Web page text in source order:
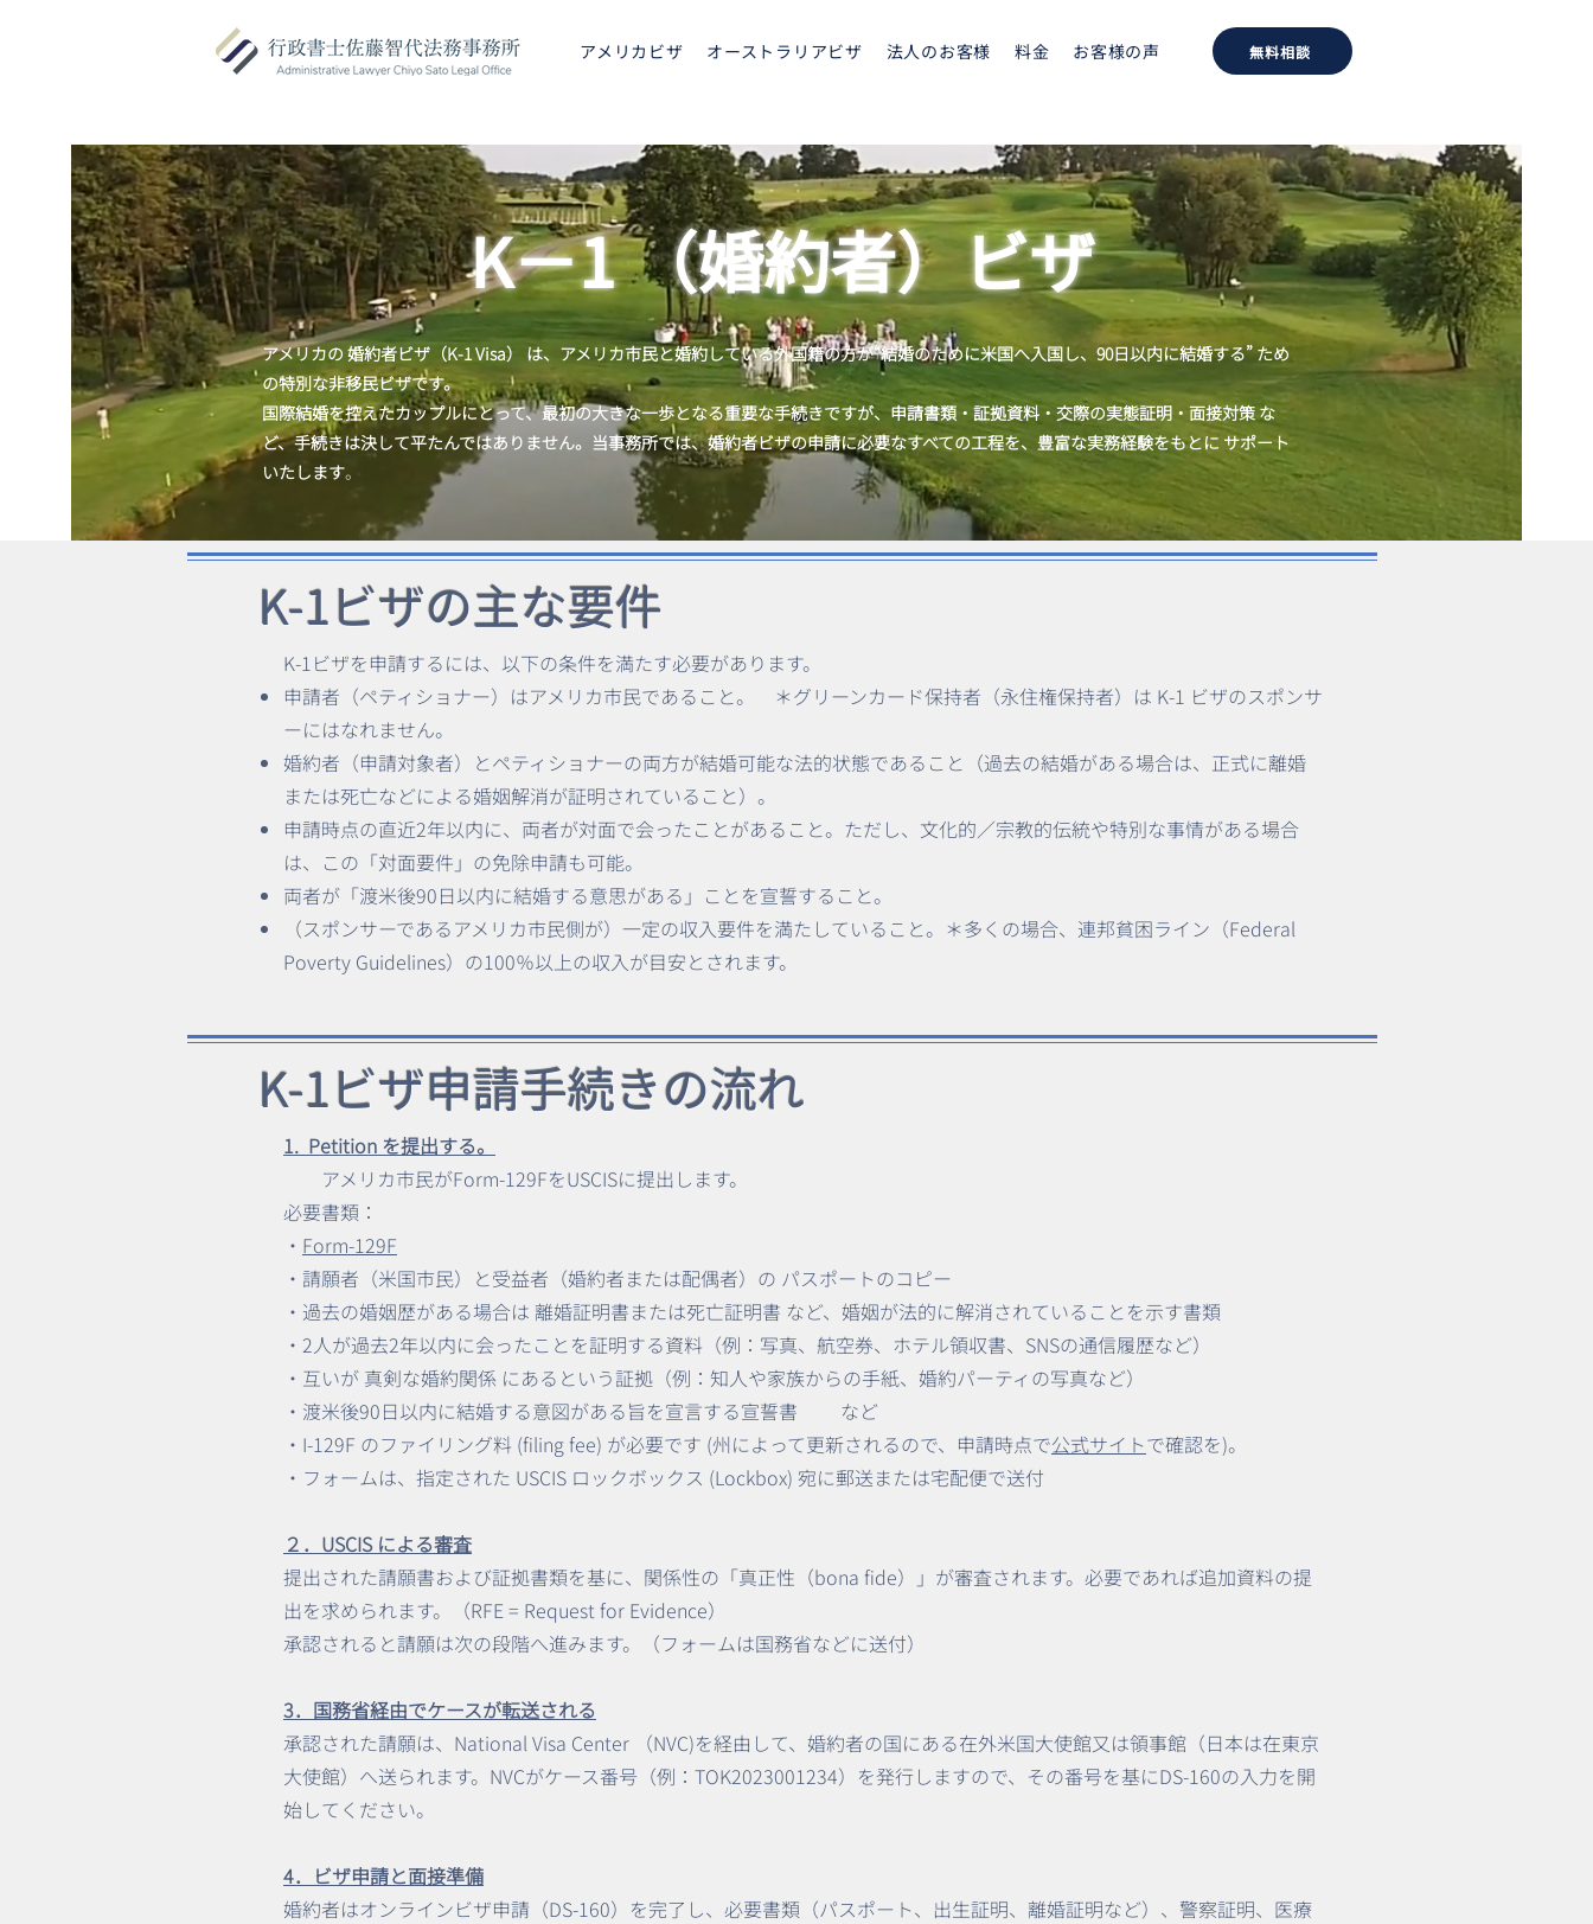
アメリカビザ オーストラリアビザ 法人のお客様 料金 お客様の声 無料相談
​K－1 （婚約者）ビザ
アメリカの 婚約者ビザ（K-1 Visa） は、アメリカ市民と婚約している外国籍の方が“結婚のために米国へ入国し、90日以内に結婚する” ため
の特別な非移民ビザです。
国際結婚を控えたカップルにとって、最初の大きな一歩となる重要な手続きですが、申請書類・証拠資料・交際の実態証明・面接対策 な
ど、手続きは決して平たんではありません。当事務所では、婚約者ビザの申請に必要なすべての工程を、豊富な実務経験をもとに サポート
いたします。
K-1ビザの主な要件
K-1ビザを申請するには、以下の条件を満たす必要があります。
申請者（ペティショナー）はアメリカ市民であること。 ＊グリーンカード保持者（永住権保持者）は K-1 ビザのスポンサ
ーにはなれません。
婚約者（申請対象者）とペティショナーの両方が結婚可能な法的状態であること（過去の結婚がある場合は、正式に離婚
または死亡などによる婚姻解消が証明されていること）。
申請時点の直近2年以内に、両者が対面で会ったことがあること。ただし、文化的／宗教的伝統や特別な事情がある場合
は、この「対面要件」の免除申請も可能。
両者が「渡米後90日以内に結婚する意思がある」ことを宣誓すること。
（スポンサーであるアメリカ市民側が）一定の収入要件を満たしていること。＊多くの場合、連邦貧困ライン（Federal
Poverty Guidelines）の100％以上の収入が目安とされます。
K-1ビザ申請手続きの流れ
1. Petition を提出する。
アメリカ市民がForm-129FをUSCISに提出します。
​必要書類：
・ Form-129F
・請願者（米国市民）と受益者（婚約者または配偶者）の パスポートのコピー
・過去の婚姻歴がある場合は 離婚証明書または死亡証明書 など、婚姻が法的に解消されていることを示す書類
・2人が過去2年以内に会ったことを証明する資料（例：写真、航空券、ホテル領収書、SNSの通信履歴など）
・互いが 真剣な婚約関係 にあるという証拠（例：知人や家族からの手紙、婚約パーティの写真など）
・渡米後90日以内に結婚する意図がある旨を宣言する宣誓書 など
・I-129F のファイリング料 (filing fee) が必要です (州によって更新されるので、申請時点で公式サイトで確認を)。
・フォームは、指定された USCIS ロックボックス (Lockbox) 宛に郵送または宅配便で送付
２．USCIS による審査
提出された請願書および証拠書類を基に、関係性の「真正性（bona fide）」が審査されます。必要であれば追加資料の提
出を求められます。（RFE = Request for Evidence）
承認されると請願は次の段階へ進みます。（フォームは国務省などに送付）
3．国務省経由でケースが転送される
承認された請願は、National Visa Center （NVC)を経由して、婚約者の国にある在外米国大使館又は領事館（日本は在東京
大使館）へ送られます。NVCがケース番号（例：TOK2023001234）を発行しますので、その番号を基にDS-160の入力を開
始してください。
4．ビザ申請と面接準備
婚約者はオンラインビザ申請（DS-160）を完了し、必要書類（パスポート、出生証明、離婚証明など）、警察証明、医療